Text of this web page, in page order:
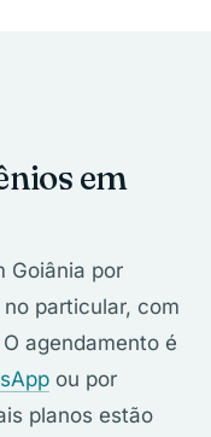
em
Goiânia por
no particular, com
agendamento é
ou por
planos estão